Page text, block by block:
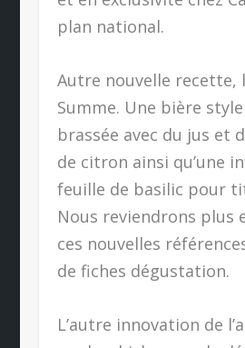
plan national.
Autre nouvelle recette,
Summe. Une bière
brassée avec du jus et
de citron ainsi qu’une
feuille de basilic pour
Nous reviendrons plus
ces nouvelles
de fiches dégustation.
L’autre innovation de